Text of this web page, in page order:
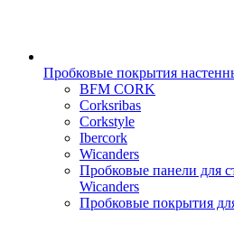
Пробковые покрытия
BFM CORK
Corksribas
Corkstyle
Ibercork
Wicanders
Пробковые панели для
Wicanders
Пробковые покрытия